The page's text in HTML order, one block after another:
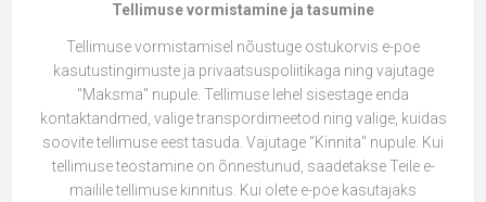
Tellimuse vormistamine ja tasumine
Tellimuse vormistamisel nõustuge ostukorvis e-poe
kasutustingimuste ja privaatsuspoliitikaga ning vajutage
"Maksma" nupule. Tellimuse lehel sisestage enda
kontaktandmed, valige transpordimeetod ning valige, kuidas
soovite tellimuse eest tasuda. Vajutage "Kinnita" nupule. Kui
tellimuse teostamine on õnnestunud, saadetakse Teile e-
mailile tellimuse kinnitus. Kui olete e-poe kasutajaks